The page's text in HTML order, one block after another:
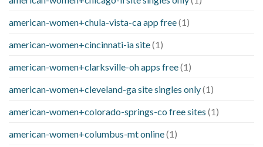
american-women+chula-vista-ca app free(1)
american-women+cincinnati-ia site(1)
american-women+clarksville-oh apps free(1)
american-women+cleveland-ga site singles only(1)
american-women+colorado-springs-co free sites (1)
american-women+columbus-mt online(1)